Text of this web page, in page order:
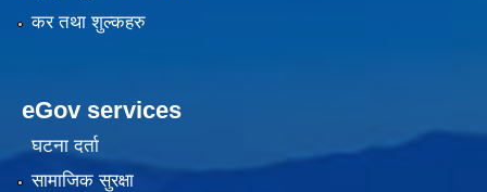
कर तथा शुल्कहरु
eGov services
घटना दर्ता
सामाजिक सुरक्षा